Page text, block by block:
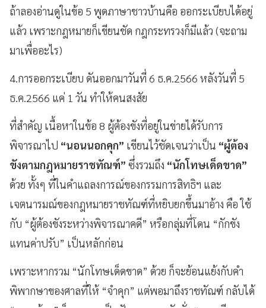
ถ้าลองอ่านดูในข้อ 5 พูดภาษาชาวบ้านคือ ออกระเบียบได้อยู่
แล้ว เพราะกฎหมายก็เขียนชัด กฎกระทรวงก็มีแล้ว (จะถาม
มาเพื่ออะไร)
4.การออกระเบียบ ดันออกมาวันที่ 6 ธ.ค.2566 หลังวันที่ 5
ธ.ค.2566 แค่ 1 วัน ทำให้คนสงสัย
ที่สำคัญ เนื้อหาในข้อ 8 ผู้ต้องขังที่อยู่ในข่ายได้รับการ
พิจารณาไป “นอนนอกคุก” เขียนไว้ชัดเจนว่าเป็น “ผู้ต้อง
ขังตามกฎหมายราชทัณฑ์” ซึ่งรวมถึง “นักโทษเด็ดขาด”
ด้วย ทั้งๆ ที่ในคำแถลงการณ์ของกรรมการสิทธิฯ และ
เจตนารมณ์ของกฎหมายราชทัณฑ์ที่หยิบยกขึ้นมาอ้าง คือ ใช้
กับ “ผู้ต้องขังระหว่างพิจารณาคดี” หรือกลุ่มที่โดน “กักขัง
แทนค่าปรับ” เป็นหลักก่อน
เพราะหากรวม “นักโทษเด็ดขาด” ด้วย ก็จะย้อนแย้งกับคำ
พิพากษาของศาลที่ให้ “จำคุก” แต่พอมาถึงราชทัณฑ์ กลับได้